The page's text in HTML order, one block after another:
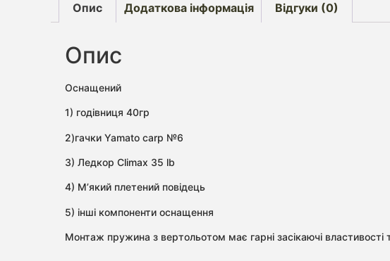
Опис Додаткова інформація Відгуки (0)
Опис
Оснащений
1) годівниця 40гр
2)гачки Yamato carp №6
3) Ледкор Climax 35 lb
4) М’який плетений повідець
5) інші компоненти оснащення
Монтаж пружина з вертольотом має гарні засікаючі властивості